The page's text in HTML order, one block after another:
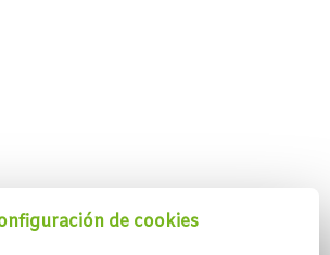
de cookies